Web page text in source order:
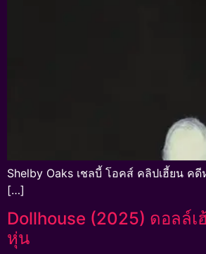
Shelby Oaks เชลบี้ โอคส์ คลิปเฮี้ยน ค
[…]
Dollhouse (2025) ดอลล์
หุ่น